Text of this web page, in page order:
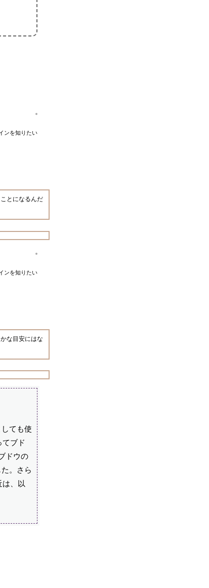
ンを知りたい
とになるんだ
ンを知りたい
な目安にはな
ても使
ブド
ドウの
。さら
、以